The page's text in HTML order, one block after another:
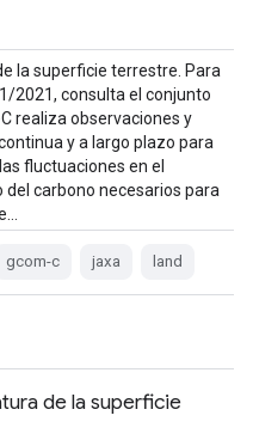
la superficie terrestre. Para
2021, consulta el conjunto
realiza observaciones y
y a largo plazo para
fluctuaciones en el
carbono necesarios para
gcom-c jaxa land
de la superficie